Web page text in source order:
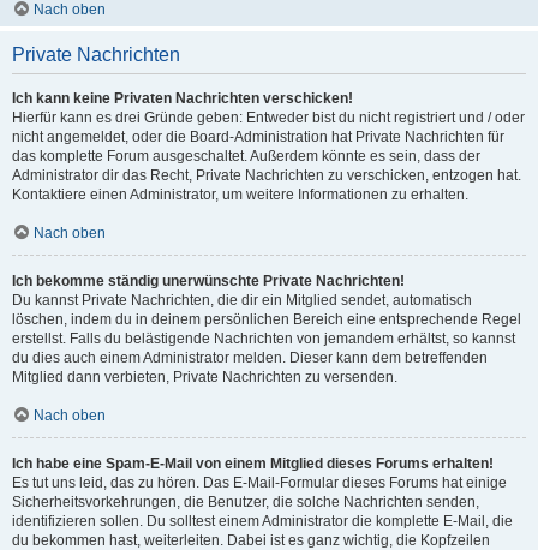
Nach oben
Private Nachrichten
Ich kann keine Privaten Nachrichten verschicken!
Hierfür kann es drei Gründe geben: Entweder bist du nicht registriert und / oder
nicht angemeldet, oder die Board-Administration hat Private Nachrichten für
das komplette Forum ausgeschaltet. Außerdem könnte es sein, dass der
Administrator dir das Recht, Private Nachrichten zu verschicken, entzogen hat.
Kontaktiere einen Administrator, um weitere Informationen zu erhalten.
Nach oben
Ich bekomme ständig unerwünschte Private Nachrichten!
Du kannst Private Nachrichten, die dir ein Mitglied sendet, automatisch
löschen, indem du in deinem persönlichen Bereich eine entsprechende Regel
erstellst. Falls du belästigende Nachrichten von jemandem erhältst, so kannst
du dies auch einem Administrator melden. Dieser kann dem betreffenden
Mitglied dann verbieten, Private Nachrichten zu versenden.
Nach oben
Ich habe eine Spam-E-Mail von einem Mitglied dieses Forums erhalten!
Es tut uns leid, das zu hören. Das E-Mail-Formular dieses Forums hat einige
Sicherheitsvorkehrungen, die Benutzer, die solche Nachrichten senden,
identifizieren sollen. Du solltest einem Administrator die komplette E-Mail, die
du bekommen hast, weiterleiten. Dabei ist es ganz wichtig, die Kopfzeilen